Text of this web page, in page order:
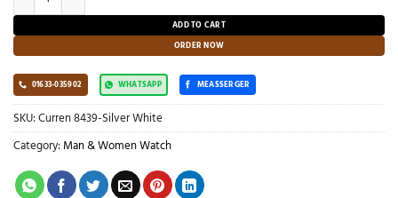
ADD TO CART
ORDER NOW
01633-035902 WHATSAPP MEASSERGER
SKU:Curren 8439-Silver White
Category: Man & Women Watch